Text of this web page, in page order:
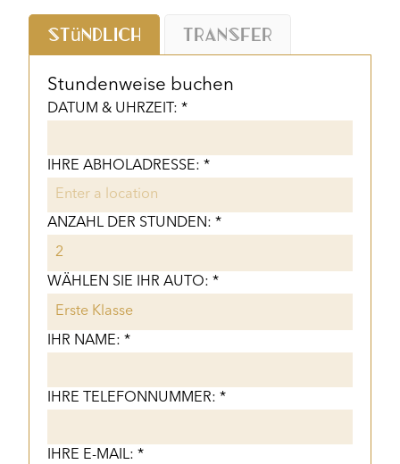
Stündlich Transfer
Stundenweise buchen
DATUM & UHRZEIT: *
IHRE ABHOLADRESSE: *
ANZAHL DER STUNDEN: *
WÄHLEN SIE IHR AUTO: *
IHR NAME: *
IHRE TELEFONNUMMER: *
IHRE E-MAIL: *